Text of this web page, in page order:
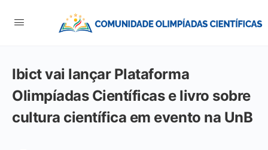
Ibict vai lançar Plataforma
Olimpíadas Científicas e livro sobre
cultura científica em evento na UnB